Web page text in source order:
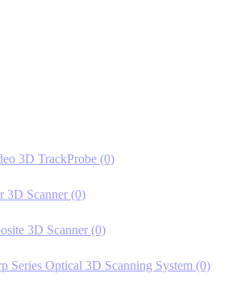
3D TrackProbe (0)
3D Scanner (0)
3D Scanner (0)
Series Optical 3D Scanning System (0)